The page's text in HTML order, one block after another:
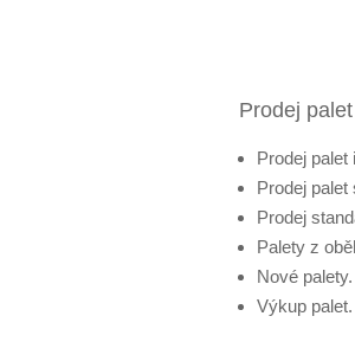
Prodej palet
Prodej palet
Prodej
Prodej
Palety z
Nové palety.
Výkup palet.